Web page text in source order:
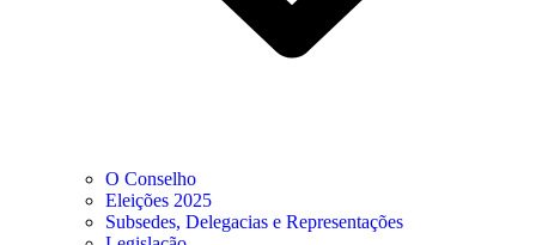
O Conselho
Eleições 2025
Subsedes, Delegacias e Representações